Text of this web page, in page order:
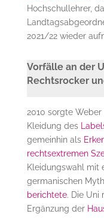
Hochschullehrer,
2021/22 wieder
Vorfälle an der
Rechtsrocker
2010 sorgte Weber
Kleidung des
gemeinhin als
rechtsextremen
Kleidungswahl mit
germanischen
berichtete. Die Uni
Ergänzung der